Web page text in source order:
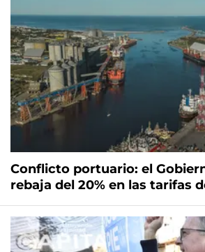
Conflicto portuario: el
rebaja del 20% en las tarifas